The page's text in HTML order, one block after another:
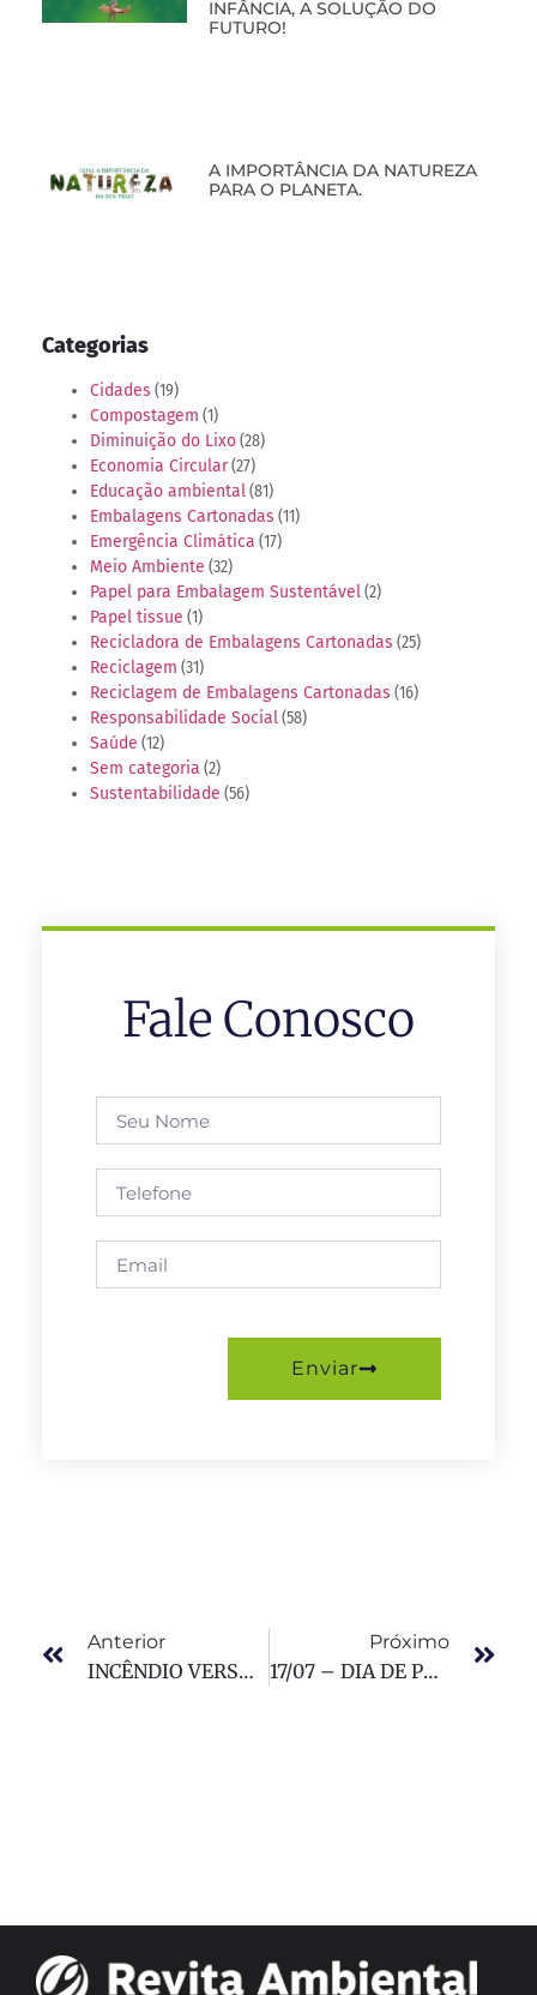
INFÂNCIA, A SOLUÇÃO DO
FUTURO!
A IMPORTÂNCIA DA NATUREZA
PARA O PLANETA.
Categorias
Cidades (19)
Compostagem (1)
Diminuição do Lixo(28)
Economia Circular(27)
Educação ambiental(81)
Embalagens Cartonadas (11)
Emergência Climática (17)
Meio Ambiente (32)
Papel para Embalagem Sustentável(2)
Papel tissue (1)
Recicladora de Embalagens Cartonadas (25)
Reciclagem (31)
Reciclagem de Embalagens Cartonadas (16)
Responsabilidade Social(58)
Saúde (12)
Sem categoria (2)
Sustentabilidade (56)
Fale Conosco
Enviar
Anterior
INCÊNDIO VERSOS PANDEMIA!
Próximo
17/07 – DIA DE PROTEÇÃO ÀS FLORESTAS